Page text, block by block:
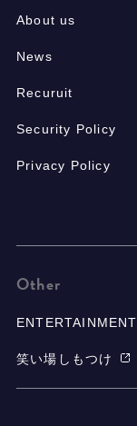
About us
News
Recuruit
Security Policy
Privacy Policy
Other
ENTERTAINMENT
笑い場しもつけ